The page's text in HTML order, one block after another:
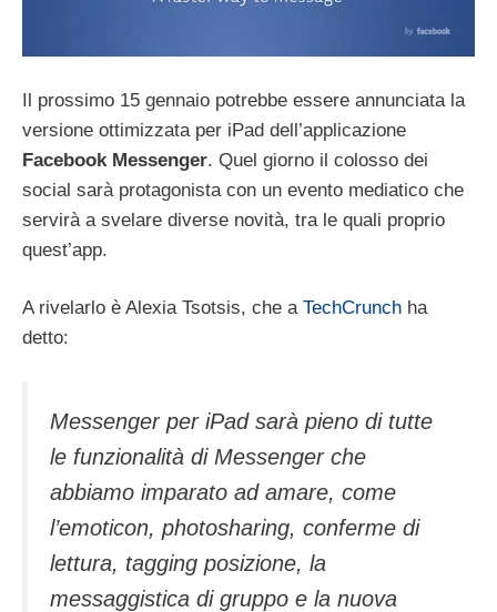
Il prossimo 15 gennaio potrebbe essere annunciata la
versione ottimizzata per iPad dell’applicazione
Facebook Messenger. Quel giorno il colosso dei
social sarà protagonista con un evento mediatico che
servirà a svelare diverse novità, tra le quali proprio
quest’app.
A rivelarlo è Alexia Tsotsis, che a TechCrunch ha
detto:
Messenger per iPad sarà pieno di tutte
le funzionalità di Messenger che
abbiamo imparato ad amare, come
l’emoticon, photosharing, conferme di
lettura, tagging posizione, la
messaggistica di gruppo e la nuova